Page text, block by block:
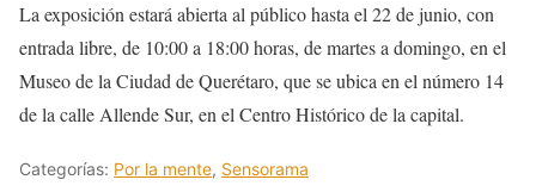
La exposición estará abierta al público hasta el 22 de junio, con
entrada libre, de 10:00 a 18:00 horas, de martes a domingo, en el
Museo de la Ciudad de Querétaro, que se ubica en el número 14
de la calle Allende Sur, en el Centro Histórico de la capital.
Categorías: Por la mente, Sensorama